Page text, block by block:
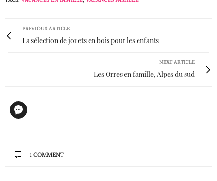
PREVIOUS ARTICLE
La sélection de jouets en bois pour les enfants
NEXT ARTICLE
Les Orres en famille, Alpes du sud
1 COMMENT